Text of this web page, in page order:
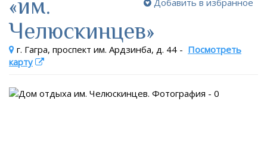
Добавить в избранное
«им.
Челюскинцев»
г. Гагра, проспект им. Ардзинба, д. 44 - Посмотреть
карту